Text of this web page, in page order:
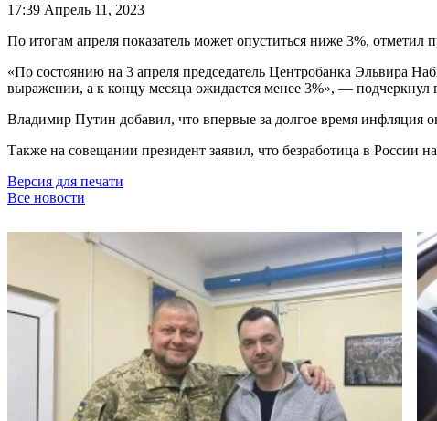
17:39 Апрель 11, 2023
По итогам апреля показатель может опуститься ниже 3%,
«По состоянию на 3 апреля председатель Центробанка Эльвира
выражении, а к концу месяца ожидается менее 3%», — подчеркнул
Владимир Путин добавил, что впервые за долгое время инфляция
Также на совещании президент заявил, что безработица в России
Версия для печати
Все новости